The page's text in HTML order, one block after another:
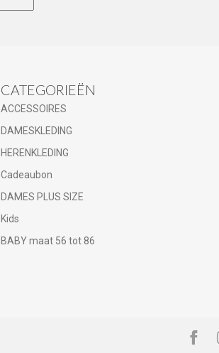
CATEGORIEËN
ACCESSOIRES
DAMESKLEDING
HERENKLEDING
Cadeaubon
DAMES PLUS SIZE
Kids
BABY maat 56 tot 86